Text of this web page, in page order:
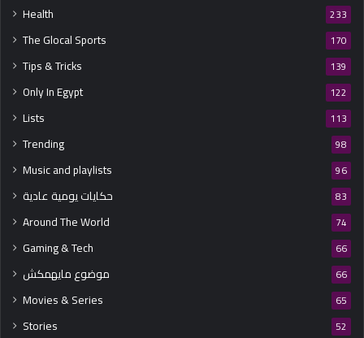
Health 233
The Glocal Sports 170
Tips & Tricks 139
Only In Egypt 122
Lists 113
Trending 98
Music and playlists 96
حكايات يومية عادية 83
Around The World 74
Gaming & Tech 66
موضوع مايهمكش 66
Movies & Series 65
Stories 52